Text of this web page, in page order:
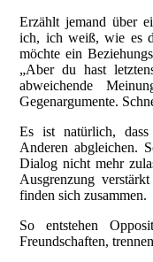
Erzählt jemand über
ich, ich weiß, wie es
möchte ein
„Aber du hast
abweichende
Gegenargumente.
Es ist natürlich,
Anderen abgleichen.
Dialog nicht mehr
Ausgrenzung
finden sich zusammen.
So entstehen
Freundschaften,